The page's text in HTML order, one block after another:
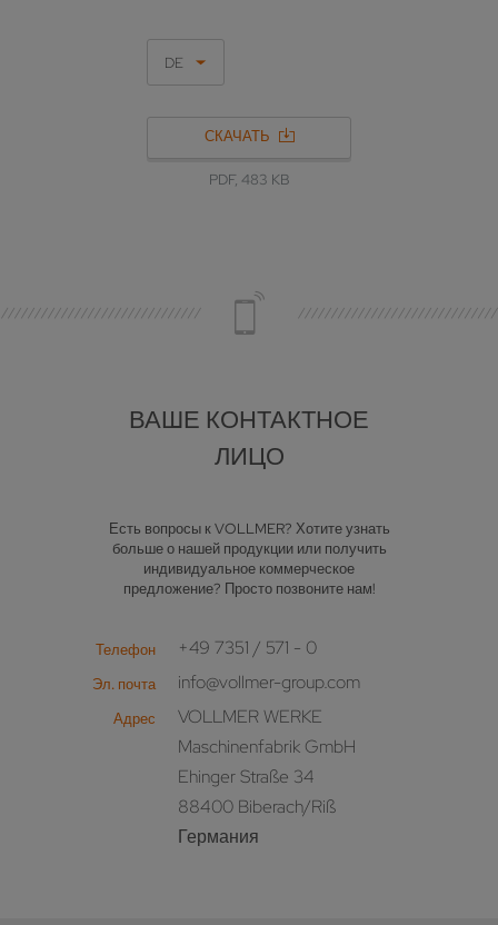
DE
СКАЧАТЬ
PDF, 483 KB
ВАШЕ КОНТАКТНОЕ
ЛИЦО
Есть вопросы к VOLLMER? Хотите узнать
больше о нашей продукции или получить
индивидуальное коммерческое
предложение? Просто позвоните нам!
Телефон +49 7351 / 571 - 0
Эл. почта info@vollmer-group.com
Адрес
VOLLMER WERKE
Maschinenfabrik GmbH
Ehinger Straße 34
88400 Biberach/Riß
Германия